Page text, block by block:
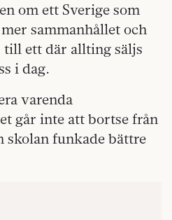
om ett Sverige som
sammanhållet och
ett där allting säljs
i dag.
varenda
går inte att bortse från
skolan funkade bättre